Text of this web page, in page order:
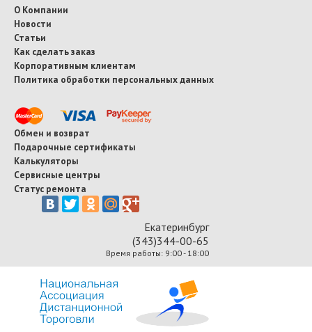
О Компании
Новости
Статьи
Как сделать заказ
Корпоративным клиентам
Политика обработки персональных данных
Обмен и возврат
Подарочные сертификаты
Калькуляторы
Сервисные центры
Статус ремонта
Екатеринбург
(343)344-00-65
Время работы: 9:00 - 18:00